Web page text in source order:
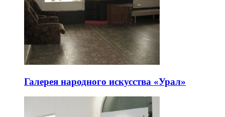
Галерея народного искусства «Урал»